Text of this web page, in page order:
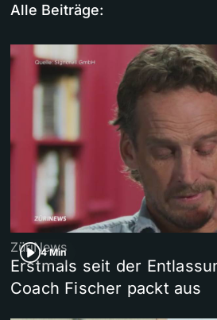
Alle Beiträge:
4 Min
ZüriNews
Erstmals seit der
Coach Fischer packt aus